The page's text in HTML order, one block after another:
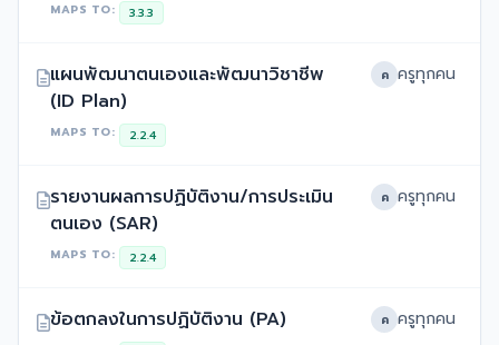
MAPS TO: 3.3.3
แผนพัฒนาตนเองและพัฒนาวิชาชีพ
(ID Plan)
MAPS TO: 2.2.4
ค ครูทุกคน
รายงานผลการปฏิบัติงาน/การประเมิน
ตนเอง (SAR)
MAPS TO: 2.2.4
ค ครูทุกคน
ข้อตกลงในการปฏิบัติงาน (PA) ค ครูทุกคน